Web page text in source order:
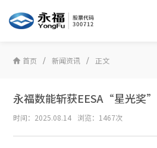
首页 新闻资讯 正文
永福数能斩获EESA“星光奖
时间：2025.08.14 浏览：1467次